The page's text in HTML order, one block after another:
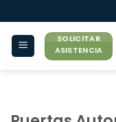
al
contenido
SOLICITAR
ASISTENCIA